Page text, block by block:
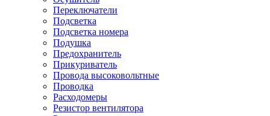
Переключатели
Подсветка
Подсветка номера
Подушка
Предохранитель
Прикуриватель
Провода высоковольтные
Проводка
Расходомеры
Резистор вентилятора